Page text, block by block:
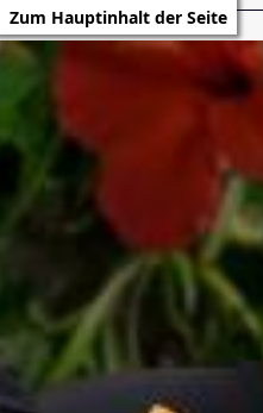
Zum Hauptinhalt der Seite